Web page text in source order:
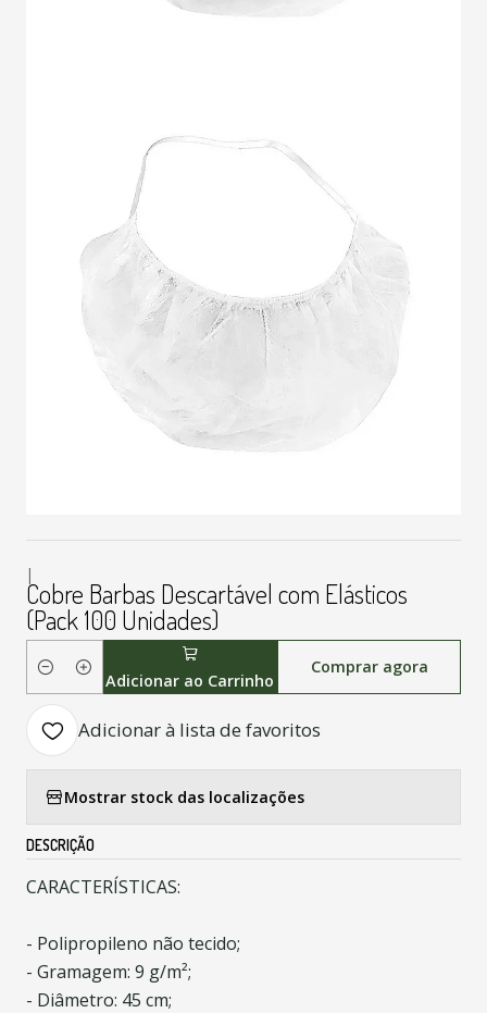
|
Cobre Barbas Descartável com Elásticos
(Pack 100 Unidades)
QuantidadeAdicionar ao Carrinho
Comprar agora
Adicionar à lista de favoritos
Mostrar stock das localizações
DESCRIÇÃO
CARACTERÍSTICAS:
- Polipropileno não tecido;
- Gramagem: 9 g/m²;
- Diâmetro: 45 cm;